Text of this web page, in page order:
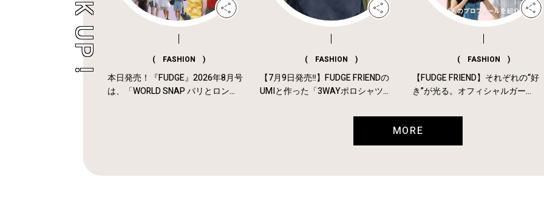
( FASHION )
本日発売！『FUDGE』2026年8月号
は、「WORLD SNAP パリとロン...
( FASHION )
【7月9日発売‼︎】FUDGE FRIENDの
UMIと作った「3WAYポロシャツ...
( FASHION )
【FUDGE FRIEND】それぞれの“好
き”が光る。オフィシャルガー...
MORE